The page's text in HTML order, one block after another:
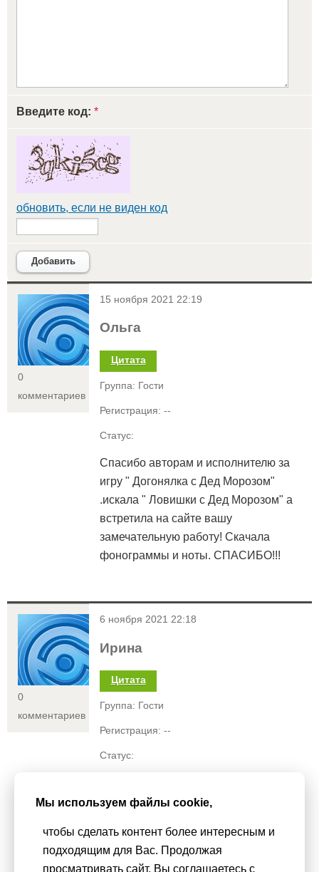
Введите код: *
обновить, если не виден код
Добавить
<
0
комментариев
15 ноября 2021 22:19
Ольга
Цитата
Группа: Гости
Регистрация: --
Статус:
Спасибо авторам и исполнителю за
игру " Догонялка с Дед Морозом"
.искала " Ловишки с Дед Морозом" а
встретила на сайте вашу
замечательную работу! Скачала
фонограммы и ноты. СПАСИБО!!!
<
0
комментариев
6 ноября 2021 22:18
Ирина
Цитата
Группа: Гости
Регистрация: --
Статус:
музыкальный материал.
Мы используем файлы cookie,
чтобы сделать контент более интересным и
подходящим для Вас. Продолжая
просматривать сайт, Вы соглашаетесь с